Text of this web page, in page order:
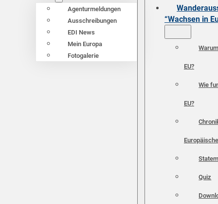
Agenturmeldungen
Ausschreibungen
EDI News
Mein Europa
Fotogalerie
“Wachsen in
EU?
Wie
EU?
Quiz